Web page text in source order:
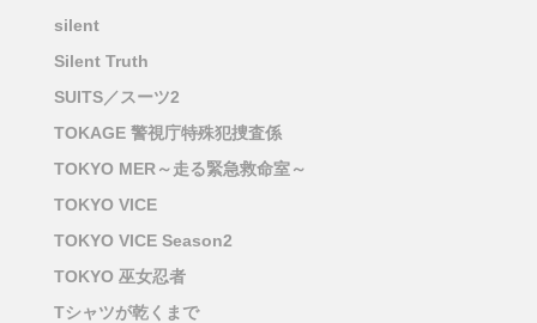
silent
Silent Truth
SUITS／スーツ2
TOKAGE 警視庁特殊犯捜査係
TOKYO MER～走る緊急救命室～
TOKYO VICE
TOKYO VICE Season2
TOKYO 巫女忍者
Tシャツが乾くまで